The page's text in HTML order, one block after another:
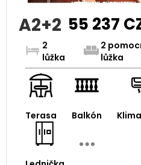
A2+2 55 237
2
lůžka
2
lůžka
Terasa Balkón